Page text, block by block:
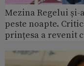
Mezina Regelui și-
peste noapte.
prințesa a revenit